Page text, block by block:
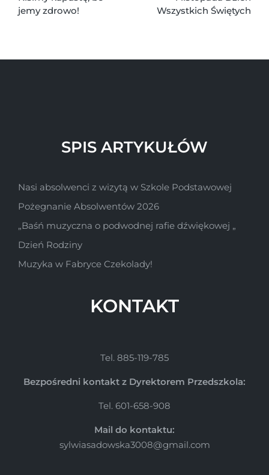
jemy zdrowo!
Wszystkich Świętych
SPIS ARTYKUŁÓW
Nasi absolwenci z wizytą w Szkole Podstawowej
Pożegnanie Absolwentów 2026
„Baśń muzyczna o podwodnej rafie dźwiękowej „
Dzień Rodziny
Muzyka w Fabryce Czekolady!
KONTAKT
Tel. 885-119-785
Bezpośredni kontakt z Dyrektorem Przedszkola:
Tel. 601-658-908
Mail do kontaktu:
sylwiasadowska3008@gmail.com